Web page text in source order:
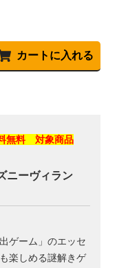
カートに入れる
無料 対象商品
ニーヴィラン
ゲーム」のエッセ
楽しめる謎解きゲ